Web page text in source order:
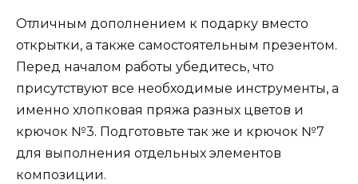
Отличным дополнением к подарку вместо
открытки, а также самостоятельным презентом.
Перед началом работы убедитесь, что
присутствуют все необходимые инструменты, а
именно хлопковая пряжа разных цветов и
крючок №3. Подготовьте так же и крючок №7
для выполнения отдельных элементов
композиции.